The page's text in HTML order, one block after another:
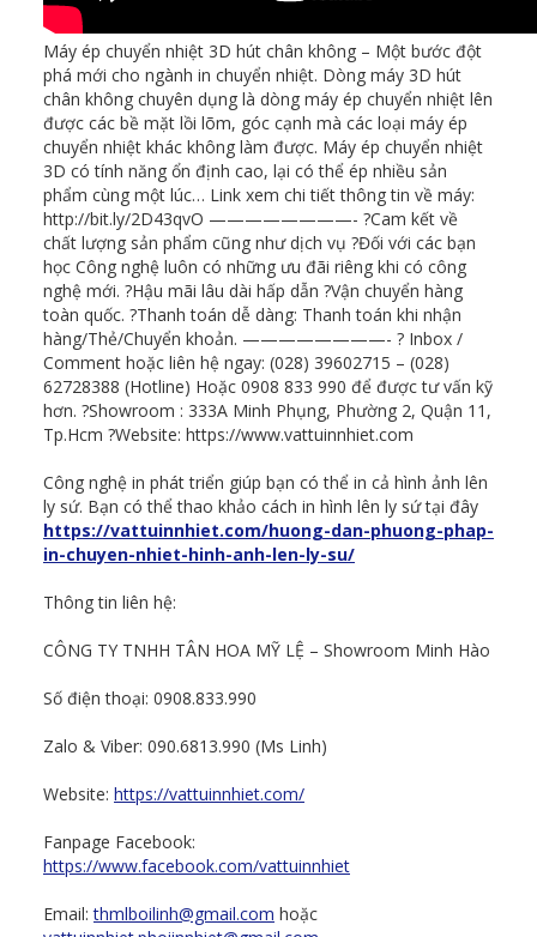
Máy ép chuyển nhiệt 3D hút chân không – Một bước đột
phá mới cho ngành in chuyển nhiệt. Dòng máy 3D hút
chân không chuyên dụng là dòng máy ép chuyển nhiệt lên
được các bề mặt lồi lõm, góc cạnh mà các loại máy ép
chuyển nhiệt khác không làm được. Máy ép chuyển nhiệt
3D có tính năng ổn định cao, lại có thể ép nhiều sản
phẩm cùng một lúc… Link xem chi tiết thông tin về máy:
http://bit.ly/2D43qvO ————————- ?Cam kết về
chất lượng sản phẩm cũng như dịch vụ ?Đối với các bạn
học Công nghệ luôn có những ưu đãi riêng khi có công
nghệ mới. ?Hậu mãi lâu dài hấp dẫn ?Vận chuyển hàng
toàn quốc. ?Thanh toán dễ dàng: Thanh toán khi nhận
hàng/Thẻ/Chuyển khoản. ————————- ? Inbox /
Comment hoặc liên hệ ngay: (028) 39602715 – (028)
62728388 (Hotline) Hoặc 0908 833 990 để được tư vấn kỹ
hơn. ?Showroom : 333A Minh Phụng, Phường 2, Quận 11,
Tp.Hcm ?Website: https://www.vattuinnhiet.com
Công nghệ in phát triển giúp bạn có thể in cả hình ảnh lên
ly sứ. Bạn có thể thao khảo cách in hình lên ly sứ tại đây
https://vattuinnhiet.com/huong-dan-phuong-phap-
in-chuyen-nhiet-hinh-anh-len-ly-su/
Thông tin liên hệ:
CÔNG TY TNHH TÂN HOA MỸ LỆ – Showroom Minh Hào
Số điện thoại: 0908.833.990
Zalo & Viber: 090.6813.990 (Ms Linh)
Website: https://vattuinnhiet.com/
Fanpage Facebook:
https://www.facebook.com/vattuinnhiet
Email:thmlboilinh@gmail.com hoặc